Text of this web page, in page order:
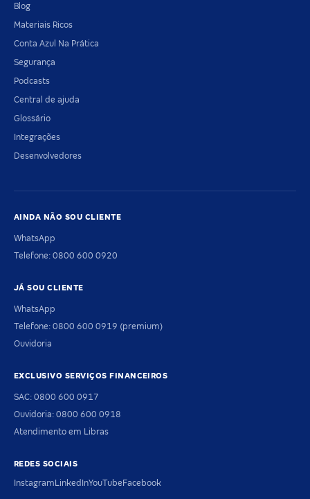
Blog
Materiais Ricos
Conta Azul Na Prática
Segurança
Podcasts
Central de ajuda
Glossário
Integrações
Desenvolvedores
AINDA NÃO SOU CLIENTE
WhatsApp
Telefone: 0800 600 0920
JÁ SOU CLIENTE
WhatsApp
Telefone: 0800 600 0919 (premium)
Ouvidoria
EXCLUSIVO SERVIÇOS FINANCEIROS
SAC: 0800 600 0917
Ouvidoria: 0800 600 0918
Atendimento em Libras
REDES SOCIAIS
InstagramLinkedInYouTubeFacebook